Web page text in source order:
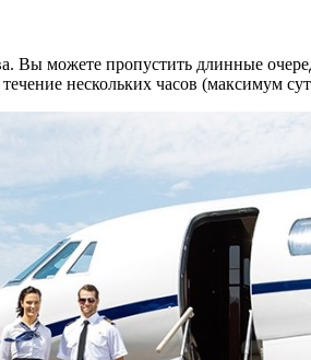
Вы можете пропустить длинные
нескольких часов (максимум